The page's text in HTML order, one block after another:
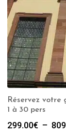
Réservez votre
1 à 30 pers
299.00€ –